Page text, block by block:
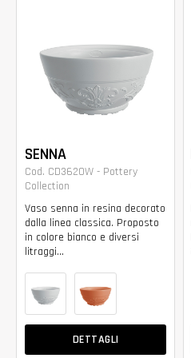
SENNA
Cod. CD3620W - Pottery
Collection
Vaso senna in resina decorato
dalla linea classica. Proposto
in colore bianco e diversi
litraggi...
DETTAGLI